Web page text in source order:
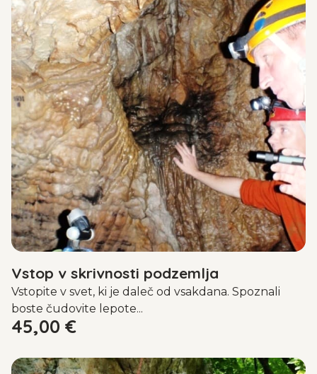
Vstop v skrivnosti podzemlja
Vstopite v svet, ki je daleč od vsakdana. Spoznali
boste čudovite lepote...
45,00 €